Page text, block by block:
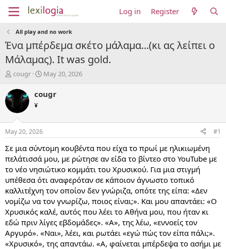
Log in Register
All play and no work
Ένα μπέρδεμα σκέτο μάλαμα...(κι ας λείπει ο
Μάλαμας). It was gold.
T
r
e
a
d
t
a
r
t
e
r
cougr
S
a
t
e
May 20, 2026
cougr
¥
May 20, 2026 #1
Σε μια σύντομη κουβέντα που είχα το πρωί με ηλικιωμένη
πελάτισσά μου, με ρώτησε αν είδα το βίντεο στο YouTube με
το νέο νησιώτικο κομμάτι του Χρυσικού. Για μια στιγμή
υπέθεσα ότι αναφερόταν σε κάποιον άγνωστο τοπικό
καλλιτέχνη τον οποίον δεν γνώριζα, οπότε της είπα: «Δεν
νομίζω να τον γνωρίζω, ποιος είναι;». Και μου απαντάει: «Ο
Χρυσικός καλέ, αυτός που λέει το Αθήνα μου, που ήταν κι
εδώ πριν λίγες εβδομάδες». «Α», της λέω, «εννοείς τον
Αργυρό». «Ναι», λέει, και ρωτάει «εγώ πώς τον είπα πάλι;».
«Χρυσικό», της απαντάω. «Α, φαίνεται μπέρδεψα το ασήμι με